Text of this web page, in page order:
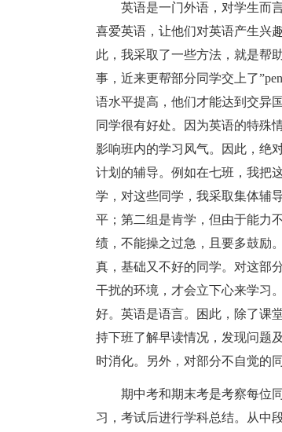
英语是一门外语，对学生而
喜爱英语，让他们对英语产生兴
此，我采取了一些方法，就是帮
事，近来更帮部分同学交上了
语水平提高，他们才能达到交异
同学很有好处。因为英语的特殊
影响班内的学习风气。因此，绝
计划的辅导。例如在七班，我把
学，对这些同学，我采取集体辅
平；第二组是肯学，但由于能力
绩，不能操之过急，且要多鼓励
真，基础又不好的同学。对这部
干扰的环境，才会立下心来学习
好。英语是语言。困此，除了课
持下班了解早读情况，发现问题
时消化。另外，对部分不自觉的
期中考和期末考是考察每位
习，考试后进行学科总结。从中